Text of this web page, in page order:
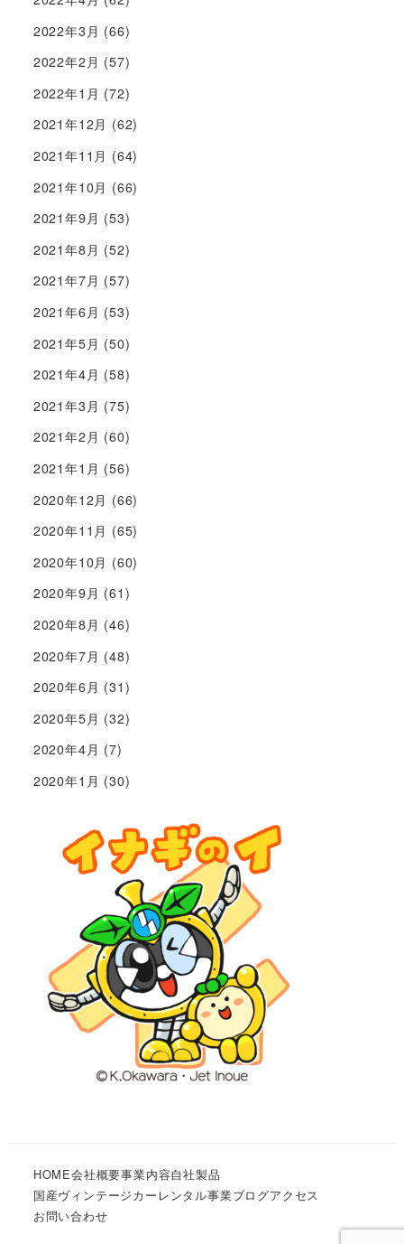
2022年3月 (66)
2022年2月 (57)
2022年1月 (72)
2021年12月 (62)
2021年11月 (64)
2021年10月 (66)
2021年9月 (53)
2021年8月 (52)
2021年7月 (57)
2021年6月 (53)
2021年5月 (50)
2021年4月 (58)
2021年3月 (75)
2021年2月 (60)
2021年1月 (56)
2020年12月 (66)
2020年11月 (65)
2020年10月 (60)
2020年9月 (61)
2020年8月 (46)
2020年7月 (48)
2020年6月 (31)
2020年5月 (32)
2020年4月 (7)
2020年1月 (30)
HOME会社概要事業内容自社製品
国産ヴィンテージカーレンタル事業ブログアクセス
お問い合わせ